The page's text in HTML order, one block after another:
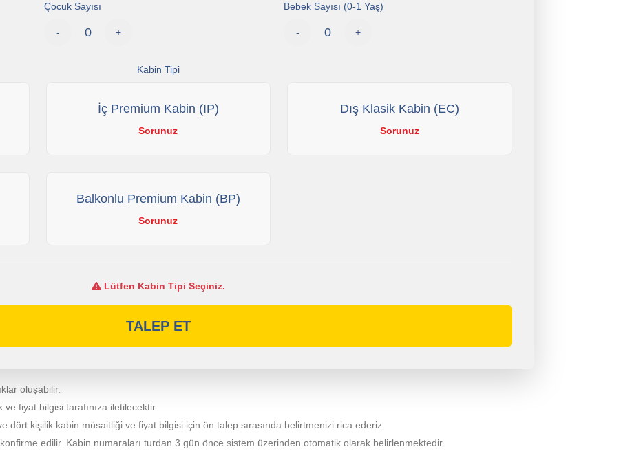
Çocuk Sayısı
- +
Bebek Sayısı (0-1 Yaş)
- +
Kabin Tipi
İç Premium Kabin (IP)
Sorunuz
Dış Klasik Kabin (EC)
Sorunuz
Balkonlu Premium Kabin (BP)
Sorunuz
Lütfen Kabin Tipi Seçiniz.
TALEP ET
oluşabilir.
fiyat bilgisi tarafınıza iletilecektir.
dört kişilik kabin müsaitliği ve fiyat bilgisi için ön talep sırasında belirtmenizi rica ederiz.
edilir. Kabin numaraları turdan 3 gün önce sistem üzerinden otomatik olarak belirlenmektedir.